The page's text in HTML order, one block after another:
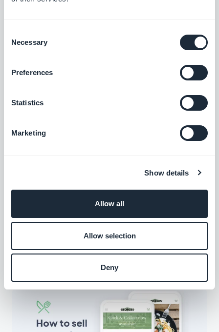
Selection
Necessary
Preferences
Statistics
Marketing
Show details
Allow all
Allow selection
Deny
Reune a profesores y estudiantes, padres y personal
visitantes el viaje de sus sueños!